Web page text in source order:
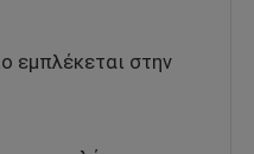
εμπλέκεται στην